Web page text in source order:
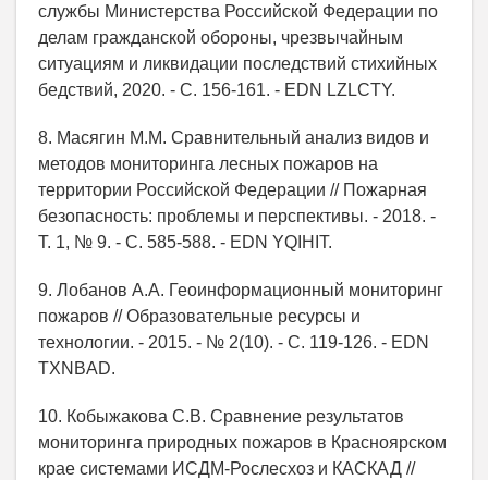
службы Министерства Российской Федерации по
делам гражданской обороны, чрезвычайным
ситуациям и ликвидации последствий стихийных
бедствий, 2020. - С. 156-161. - EDN LZLCTY.
8. Масягин М.М. Сравнительный анализ видов и
методов мониторинга лесных пожаров на
территории Российской Федерации // Пожарная
безопасность: проблемы и перспективы. - 2018. -
Т. 1, № 9. - С. 585-588. - EDN YQIHIT.
9. Лобанов А.А. Геоинформационный мониторинг
пожаров // Образовательные ресурсы и
технологии. - 2015. - № 2(10). - С. 119-126. - EDN
TXNBAD.
10. Кобыжакова С.В. Сравнение результатов
мониторинга природных пожаров в Красноярском
крае системами ИСДМ-Рослесхоз и КАСКАД //